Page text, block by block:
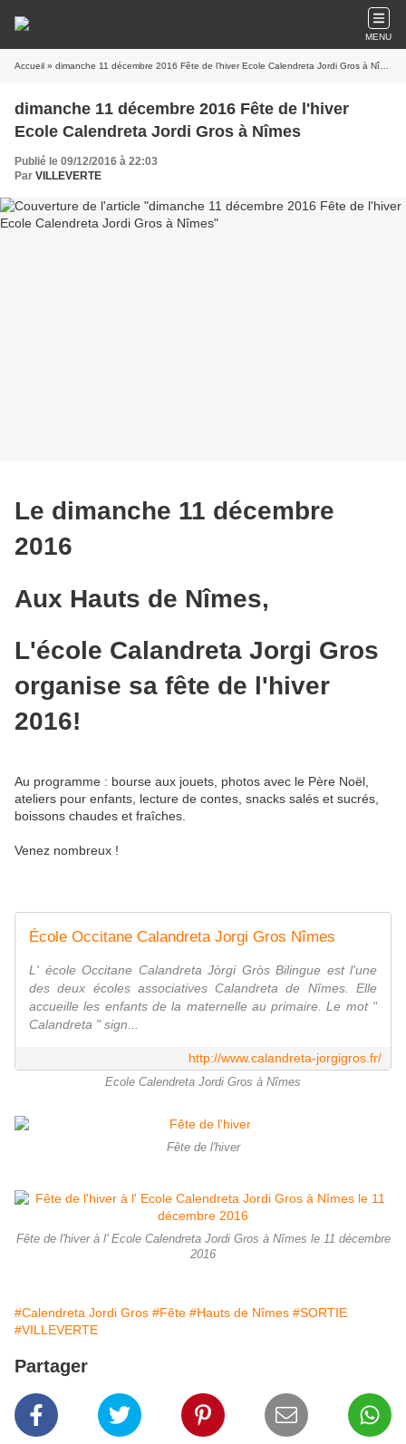
MENU
Accueil » dimanche 11 décembre 2016 Fête de l'hiver Ecole Calendreta Jordi Gros à Nîmes
dimanche 11 décembre 2016 Fête de l'hiver
Ecole Calendreta Jordi Gros à Nîmes
Publié le 09/12/2016 à 22:03
Par VILLEVERTE
Le dimanche 11 décembre
2016
Aux Hauts de Nîmes,
L'école Calandreta Jorgi Gros
organise sa fête de l'hiver
2016!
Au programme : bourse aux jouets, photos avec le Père Noël,
ateliers pour enfants, lecture de contes, snacks salés et sucrés,
boissons chaudes et fraîches.
Venez nombreux !
École Occitane Calandreta Jorgi Gros Nîmes
L' école Occitane Calandreta Jòrgi Gròs Bilingue est l'une
des deux écoles associatives Calandreta de Nîmes. Elle
accueille les enfants de la maternelle au primaire. Le mot "
Calandreta " sign...
http://www.calandreta-jorgigros.fr/
Ecole Calendreta Jordi Gros à Nîmes
Fête de l'hiver
Fête de l'hiver à l' Ecole Calendreta Jordi Gros à Nîmes le 11 décembre
2016
#Calendreta Jordi Gros #Fête #Hauts de Nîmes #SORTIE
#VILLEVERTE
Partager